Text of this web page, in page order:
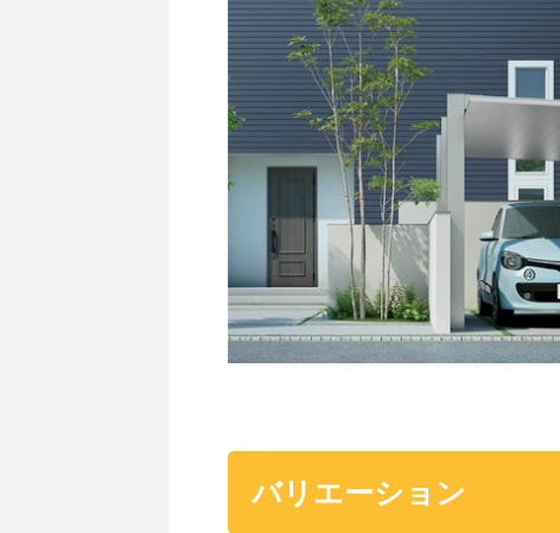
バリエーション